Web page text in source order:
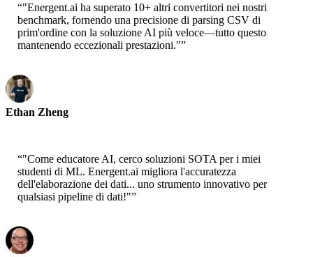
“"Energent.ai ha superato 10+ altri convertitori nei nostri
benchmark, fornendo una precisione di parsing CSV di
prim'ordine con la soluzione AI più veloce—tutto questo
mantenendo eccezionali prestazioni."”
Ethan Zheng
“"Come educatore AI, cerco soluzioni SOTA per i miei
studenti di ML. Energent.ai migliora l'accuratezza
dell'elaborazione dei dati... uno strumento innovativo per
qualsiasi pipeline di dati!"”